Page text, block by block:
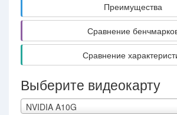
Преимущества
Сравнение
Сравнение
Выберите видеокарту
NVIDIA A10G